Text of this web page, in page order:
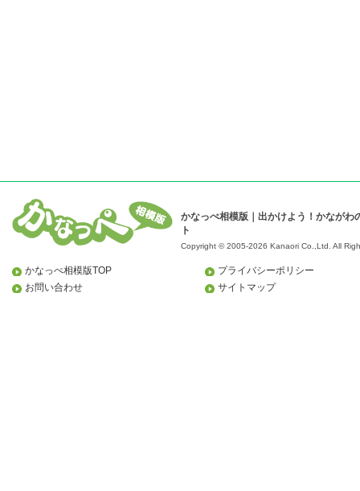
かなっぺ相模版｜出かけよう！かながわ
ト
Copyright © 2005-2026 Kanaori Co.,Ltd. All
かなっぺ相模版TOP
お問い合わせ
プライバシーポリシー
サイトマップ